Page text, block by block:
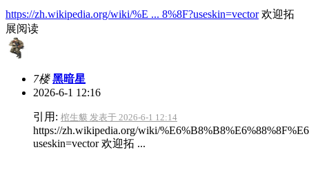
https://zh.wikipedia.org/wiki/%E ... 8%8F?useskin=vector欢迎拓
展阅读
7楼 黑暗星
2026-6-1 12:16
引用: 棺生貘 发表于 2026-6-1 12:14
https://zh.wikipedia.org/wiki/
useskin=vector 欢迎拓 ...